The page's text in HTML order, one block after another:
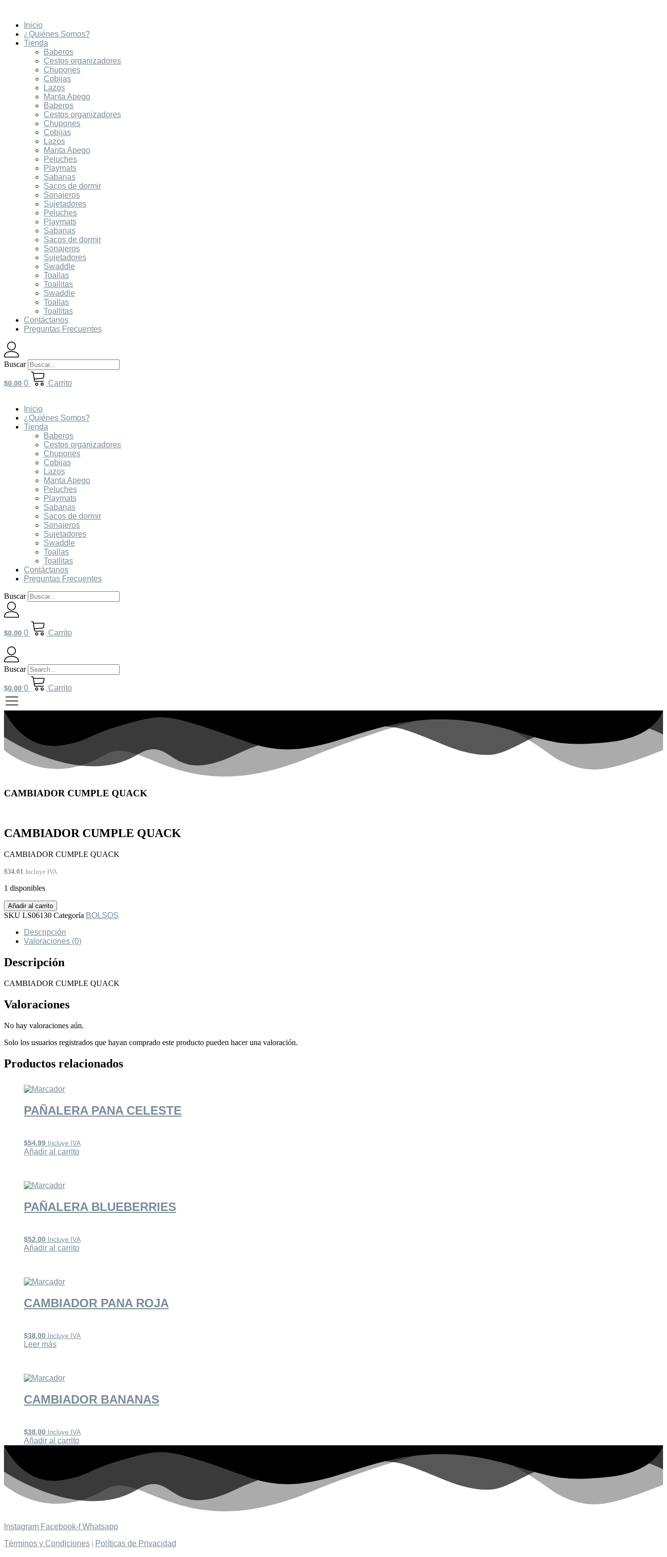
contenido
Inicio
¿Quiénes Somos?
Tienda
Baberos
Cestos organizadores
Chupones
Cobijas
Lazos
Manta Apego
Baberos
Cestos organizadores
Chupones
Cobijas
Lazos
Manta Apego
Peluches
Playmats
Sabanas
Sacos de dormir
Sonajeros
Sujetadores
Peluches
Playmats
Sabanas
Sacos de dormir
Sonajeros
Sujetadores
Swaddle
Toallas
Toallitas
Swaddle
Toallas
Toallitas
Contáctanos
Preguntas Frecuentes
Buscar
$0.00 0 Carrito
Inicio
¿Quiénes Somos?
Tienda
Baberos
Cestos organizadores
Chupones
Cobijas
Lazos
Manta Apego
Peluches
Playmats
Sabanas
Sacos de dormir
Sonajeros
Sujetadores
Swaddle
Toallas
Toallitas
Contáctanos
Preguntas Frecuentes
Buscar
$0.00 0 Carrito
Buscar
$0.00 0 Carrito
CAMBIADOR CUMPLE QUACK
CAMBIADOR CUMPLE QUACK
CAMBIADOR CUMPLE QUACK
$34.01 Incluye IVA
1 disponibles
CAMBIADOR
CUMPLE
cantidad
Añadir al carrito
SKU LS06130 Categoría BOLSOS
Descripción
Valoraciones (0)
Descripción
CAMBIADOR CUMPLE QUACK
Valoraciones
No hay valoraciones aún.
Solo los usuarios registrados que hayan comprado este producto pueden hacer una valoración.
Productos relacionados
PAÑALERA PANA CELESTE
$54.99 Incluye IVA
Añadir al carrito
PAÑALERA BLUEBERRIES
$52.00 Incluye IVA
Añadir al carrito
CAMBIADOR PANA ROJA
$38.00 Incluye IVA
Leer más
CAMBIADOR BANANAS
$38.00 Incluye IVA
Añadir al carrito
Instagram Facebook-f Whatsapp
Términos y Condiciones | Políticas de Privacidad